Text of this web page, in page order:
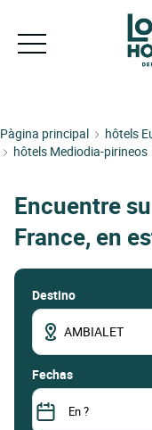
Pàgina principal hôtels
hôtels Mediodia-pirineos
Encuentre
France, en
Destino
fechas